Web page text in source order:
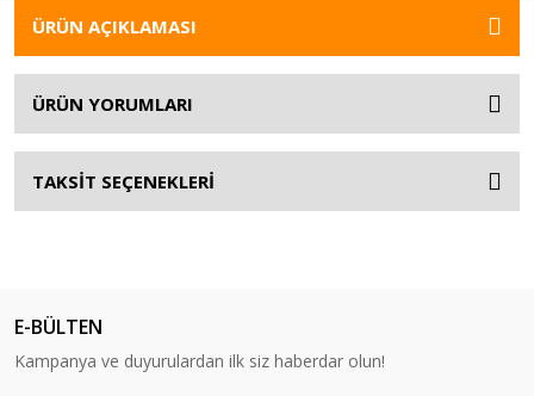
ÜRÜN AÇIKLAMASI
ÜRÜN YORUMLARI
TAKSİT SEÇENEKLERİ
E-BÜLTEN
Kampanya ve duyurulardan ilk siz haberdar olun!